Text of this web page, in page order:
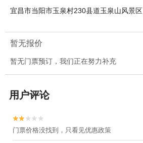
宜昌市当阳市玉泉村230县道玉泉山风景区
暂无报价
暂无门票预订，我们正在努力补充
用户评论


门票价格没找到，只看见优惠政策